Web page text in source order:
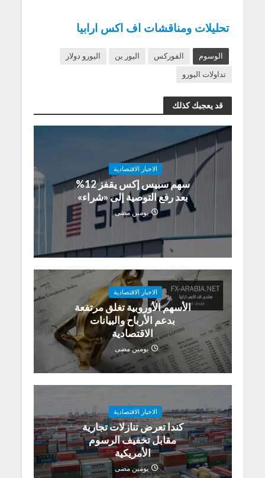
تحليلات ومناقشات اف اكس ارابيا
الوسوم الفوركس اليور ين
اليورو دولار
تداولات اليورو
قد يعجبك كذلك
الاخبار الاقتصادية
سهم سبيس إكس يقفز 12%
بعد رفع التوصية إلى «شراء»
يومين مضى
الاخبار الاقتصادية
الأسهم الأوروبية تغلق مرتفعة
بدعم الأرباح والبيانات
الاقتصادية
يومين مضى
الاخبار الاقتصادية
كندا تعرض تنازلات تجارية
مقابل تخفيف الرسوم
الأمريكية
يومين مضى